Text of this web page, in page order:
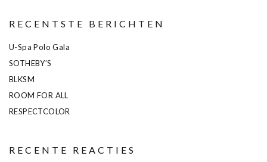
RECENTSTE BERICHTEN
U-Spa Polo Gala
SOTHEBY’S
BLKSM
ROOM FOR ALL
RESPECTCOLOR
RECENTE REACTIES